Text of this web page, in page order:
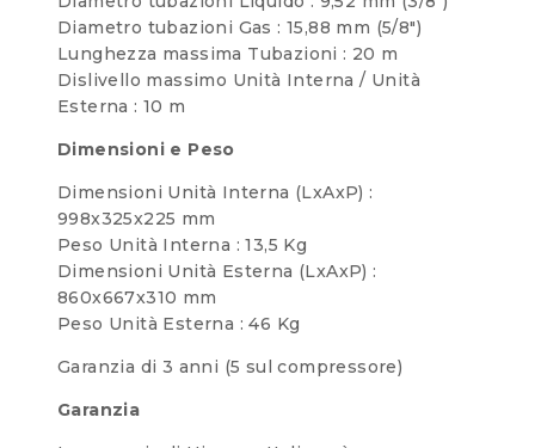
Diametro tubazioni Gas : 15,88 mm (5/8″)
Lunghezza massima Tubazioni : 20 m
Dislivello massimo Unità Interna / Unità
Esterna : 10 m
Dimensioni e Peso
Dimensioni Unità Interna (LxAxP) :
998x325x225 mm
Peso Unità Interna : 13,5 Kg
Dimensioni Unità Esterna (LxAxP) :
860x667x310 mm
Peso Unità Esterna : 46 Kg
Garanzia di 3 anni (5 sul compressore)
Garanzia